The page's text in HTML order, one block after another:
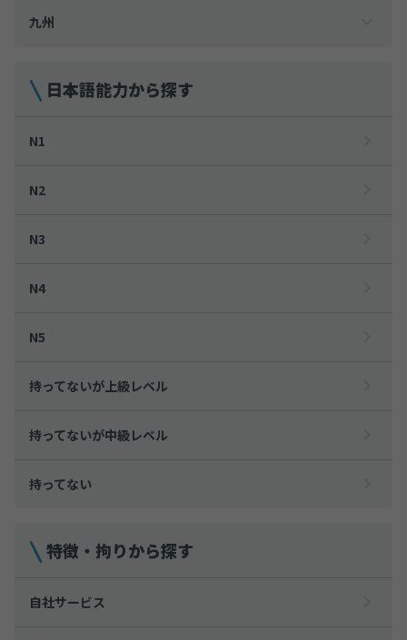
九州
日本語能力から探す
N1
N2
N3
N4
N5
持ってないが上級レベル
持ってないが中級レベル
持ってない
特徴・拘りから探す
自社サービス